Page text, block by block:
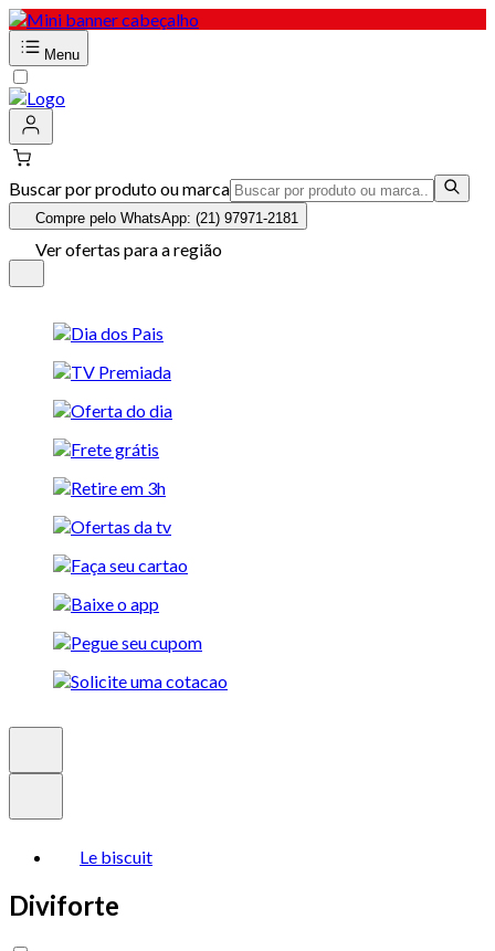
Menu
Buscar por produto ou marca
Compre pelo WhatsApp: (21) 97971-2181
Ver ofertas para a região
Le biscuit
Diviforte